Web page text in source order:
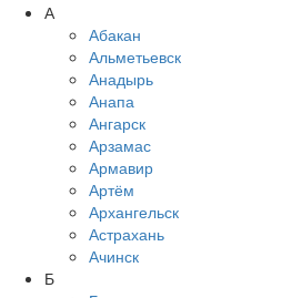
А
Абакан
Альметьевск
Анадырь
Анапа
Ангарск
Арзамас
Армавир
Артём
Архангельск
Астрахань
Ачинск
Б